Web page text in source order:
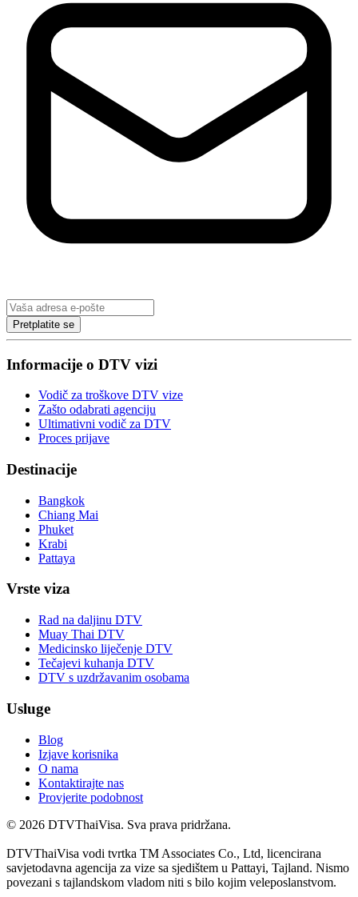
Pretplatite se
Informacije o DTV vizi
Vodič za troškove DTV vize
Zašto odabrati agenciju
Ultimativni vodič za DTV
Proces prijave
Destinacije
Bangkok
Chiang Mai
Phuket
Krabi
Pattaya
Vrste viza
Rad na daljinu DTV
Muay Thai DTV
Medicinsko liječenje DTV
Tečajevi kuhanja DTV
DTV s uzdržavanim osobama
Usluge
Blog
Izjave korisnika
O nama
Kontaktirajte nas
Provjerite podobnost
© 2026 DTVThaiVisa. Sva prava pridržana.
DTVThaiVisa vodi tvrtka TM Associates Co., Ltd, licencirana
savjetodavna agencija za vize sa sjedištem u Pattayi, Tajland. Nismo
povezani s tajlandskom vladom niti s bilo kojim veleposlanstvom.